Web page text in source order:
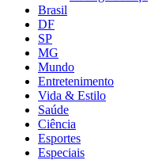
Brasil
DF
SP
MG
Mundo
Entretenimento
Vida & Estilo
Saúde
Ciência
Esportes
Especiais